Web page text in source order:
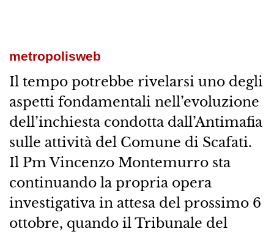
metropolisweb
Il tempo potrebbe rivelarsi uno degli
aspetti fondamentali nell’evoluzione
dell’inchiesta condotta dall’Antimafia
sulle attività del Comune di Scafati.
Il Pm Vincenzo Montemurro sta
continuando la propria opera
investigativa in attesa del prossimo 6
ottobre, quando il Tribunale del